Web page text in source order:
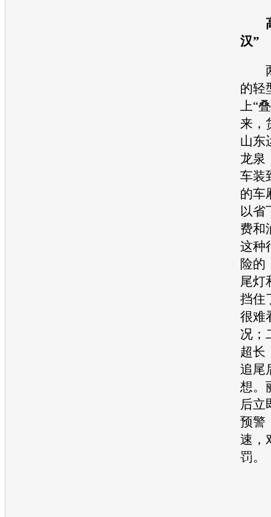
高
汉”
两
的轻
上“
来，
山东
龙泉
车装
的车
以省
费和
这种
险的
尾灯
挡住
很难
况；
超长
追尾
想。
后立
预警
速，
罚。